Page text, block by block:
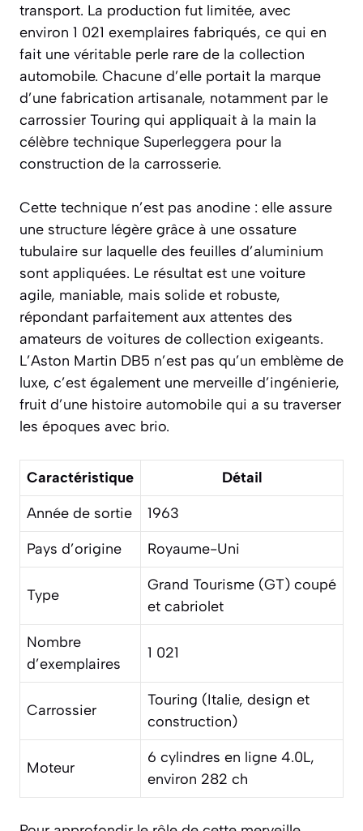
transport. La production fut limitée, avec
environ 1 021 exemplaires fabriqués, ce qui en
fait une véritable perle rare de la collection
automobile. Chacune d’elle portait la marque
d’une fabrication artisanale, notamment par le
carrossier Touring qui appliquait à la main la
célèbre technique Superleggera pour la
construction de la carrosserie.
Cette technique n’est pas anodine : elle assure
une structure légère grâce à une ossature
tubulaire sur laquelle des feuilles d’aluminium
sont appliquées. Le résultat est une voiture
agile, maniable, mais solide et robuste,
répondant parfaitement aux attentes des
amateurs de voitures de collection exigeants.
L’Aston Martin DB5 n’est pas qu’un emblème de
luxe, c’est également une merveille d’ingénierie,
fruit d’une histoire automobile qui a su traverser
les époques avec brio.
Caractéristique
Détail
Année de sortie
1963
Pays d’origine
Royaume-Uni
Type
Grand Tourisme (GT) coupé
et cabriolet
Nombre
d’exemplaires
1 021
Carrossier
Touring (Italie, design et
construction)
Moteur
6 cylindres en ligne 4.0L,
environ 282 ch